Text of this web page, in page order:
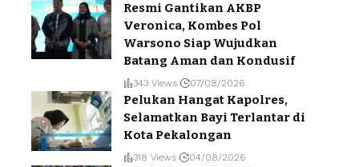
Resmi Gantikan AKBP
Veronica, Kombes Pol
Warsono Siap Wujudkan
Batang Aman dan Kondusif
343 Views 07/08/2026
Pelukan Hangat Kapolres,
Selamatkan Bayi Terlantar di
Kota Pekalongan
318 Views 04/08/2026